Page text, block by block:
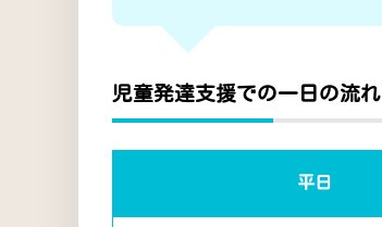
児童発達支援での一日の流れ
平日